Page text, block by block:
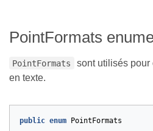
PointFormats
PointFormats
sont utilisés
en texte.
public enum PointFormats